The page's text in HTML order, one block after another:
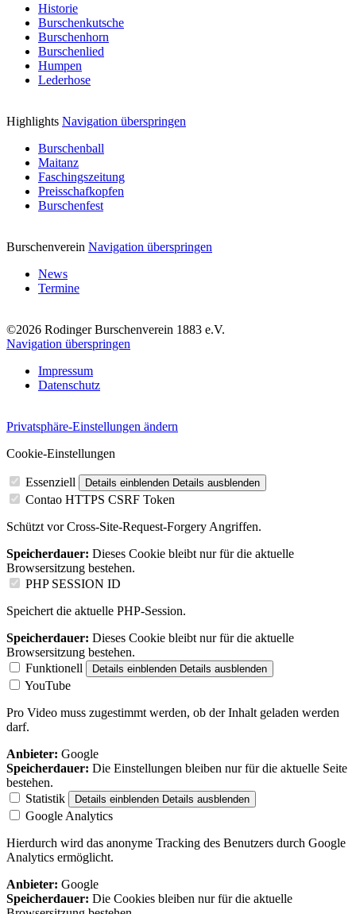
Historie
Burschenkutsche
Burschenhorn
Burschenlied
Humpen
Lederhose
Highlights Navigation überspringen
Burschenball
Maitanz
Faschingszeitung
Preisschafkopfen
Burschenfest
Burschenverein Navigation überspringen
News
Termine
©2026 Rodinger Burschenverein 1883 e.V.
Navigation überspringen
Impressum
Datenschutz
Privatsphäre-Einstellungen ändern
Cookie-Einstellungen
Essenziell Details einblenden Details ausblenden
Contao HTTPS CSRF Token
Schützt vor Cross-Site-Request-Forgery Angriffen.
Speicherdauer: Dieses Cookie bleibt nur für die aktuelle
Browsersitzung bestehen.
PHP SESSION ID
Speichert die aktuelle PHP-Session.
Speicherdauer: Dieses Cookie bleibt nur für die aktuelle
Browsersitzung bestehen.
Funktionell
Details einblenden Details ausblenden
YouTube
Pro Video muss zugestimmt werden, ob der Inhalt geladen werden
darf.
Anbieter: Google
Speicherdauer: Die Einstellungen bleiben nur für die aktuelle Seite
bestehen.
Statistik
Details einblenden Details ausblenden
Google Analytics
Hierdurch wird das anonyme Tracking des Benutzers durch Google
Analytics ermöglicht.
Anbieter: Google
Speicherdauer: Die Cookies bleiben nur für die aktuelle